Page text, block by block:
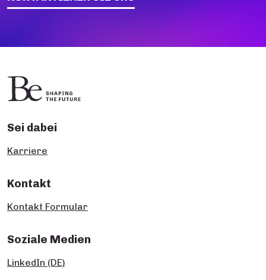
Sei dabei
Karriere
Kontakt
Kontakt Formular
Soziale Medien
LinkedIn (DE)